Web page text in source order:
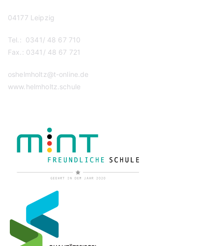
04177 Leipzig
Tel.: 0341/ 48 67 710
Fax.: 0341/ 48 67 721
oshelmholtz@t-online.de
www.helmholtz.schule